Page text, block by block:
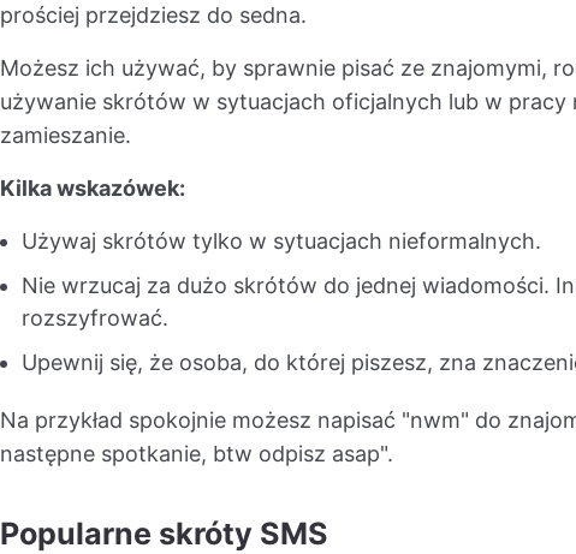
prościej przejdziesz do sedna.
Możesz ich używać, by sprawnie pisać ze znajomymi,
używanie skrótów w sytuacjach oficjalnych lub w
zamieszanie.
Kilka wskazówek:
Używaj skrótów tylko w sytuacjach nieformalnych.
Nie wrzucaj za dużo skrótów do jednej wiadomości.
rozszyfrować.
Upewnij się, że osoba, do której piszesz, zna
Na przykład spokojnie możesz napisać "nwm" do
następne spotkanie, btw odpisz asap".
Popularne skróty SMS